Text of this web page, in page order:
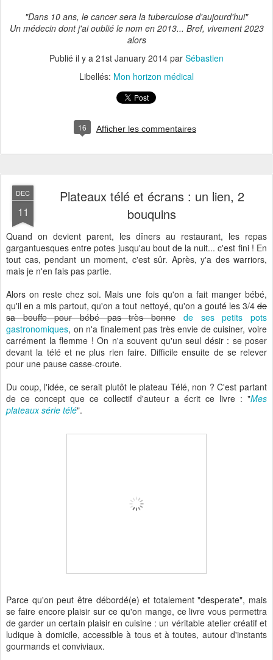
"Dans 10 ans, le cancer sera la tuberculose d'aujourd'hui"
Un médecin dont j'ai oublié le nom en 2013... Bref, vivement 2023
alors
Publié il y a 21st January 2014 par Sébastien
Libellés: Mon horizon médical
16 Afficher les commentaires
DEC
11
Plateaux télé et écrans : un lien, 2
bouquins
Quand on devient parent, les dîners au restaurant, les repas
gargantuesques entre potes jusqu'au bout de la nuit... c'est fini ! En
tout cas, pendant un moment, c'est sûr. Après, y'a des warriors,
mais je n'en fais pas partie.
Alors on reste chez soi. Mais une fois qu'on a fait manger bébé,
qu'il en a mis partout, qu'on a tout nettoyé, qu'on a gouté les 3/4 de
sa bouffe pour bébé pas très bonne
de ses petits pots
gastronomiques, on n'a finalement pas très envie de cuisiner, voire
carrément la flemme ! On n'a souvent qu'un seul désir : se poser
devant la télé et ne plus rien faire. Difficile ensuite de se relever
pour une pause casse-croute.
Du coup, l'idée, ce serait plutôt le plateau Télé, non ? C'est partant
de ce concept que ce collectif d'auteur a écrit ce livre : "Mes
plateaux série télé".
Parce qu'on peut être débordé(e) et totalement "desperate", mais
se faire encore plaisir sur ce qu'on mange, ce livre vous permettra
de garder un certain plaisir en cuisine : un véritable atelier créatif et
ludique à domicile, accessible à tous et à toutes, autour d'instants
gourmands et conviviaux.